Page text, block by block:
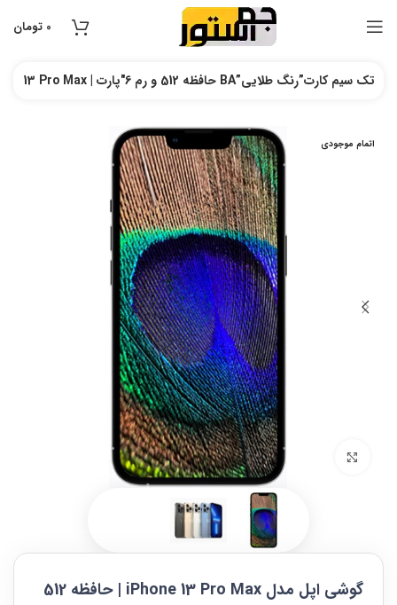
0 تومان
گوشی اپل مدل iPhone 13 Pro Max | حافظه 512 و رم 6″پارت BA”تک سیم کارت”رنگ طلایی
اتمام موجودی
بزرگنمایی تصویر
گوشی اپل مدل iPhone 13 Pro Max | حافظه 512